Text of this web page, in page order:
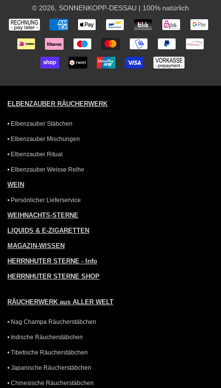
© 2026, SONNENKOPP-DESSAU | 100% natürlich
Zahlungsarten
ELBENZAUBER RÄUCHERWERK
• Elbenzauber Stäbchen
• Elbenzauber Mischungen
• Elbenzauber Ritual
• Elbenzauber Weisse Reihe
WEIN
• Persönlicher Lieferservice
WEIHNACHTS-STERNE
LIQUIDS & E-ZIGARETTEN
MAGAZIN-WISSEN
HERRNHUTER STERNE - Info
HERRNHUTER STERNE SHOP
RÄUCHERWERK aus ALLER WELT
• Nag Champa Räucherstäbchen
• Indische Räucherstäbchen
• Tibetische Räucherstäbchen
• Japanische Räucherstäbchen
• Chinesische Räucherstäbchen